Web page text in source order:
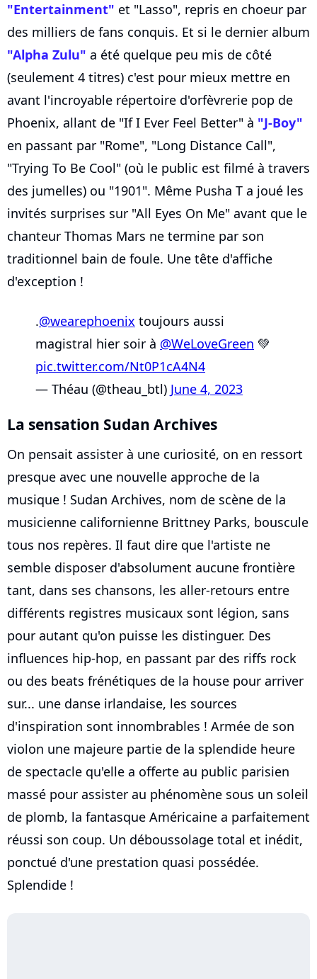
"Entertainment" et "Lasso", repris en choeur par
des milliers de fans conquis. Et si le dernier album
"Alpha Zulu" a été quelque peu mis de côté
(seulement 4 titres) c'est pour mieux mettre en
avant l'incroyable répertoire d'orfèvrerie pop de
Phoenix, allant de "If I Ever Feel Better" à "J-Boy"
en passant par "Rome", "Long Distance Call",
"Trying To Be Cool" (où le public est filmé à travers
des jumelles) ou "1901". Même Pusha T a joué les
invités surprises sur "All Eyes On Me" avant que le
chanteur Thomas Mars ne termine par son
traditionnel bain de foule. Une tête d'affiche
d'exception !
.@wearephoenix toujours aussi
magistral hier soir à @WeLoveGreen 💚
pic.twitter.com/Nt0P1cA4N4
— Théau (@theau_btl) June 4, 2023
La sensation Sudan Archives
On pensait assister à une curiosité, on en ressort
presque avec une nouvelle approche de la
musique ! Sudan Archives, nom de scène de la
musicienne californienne Brittney Parks, bouscule
tous nos repères. Il faut dire que l'artiste ne
semble disposer d'absolument aucune frontière
tant, dans ses chansons, les aller-retours entre
différents registres musicaux sont légion, sans
pour autant qu'on puisse les distinguer. Des
influences hip-hop, en passant par des riffs rock
ou des beats frénétiques de la house pour arriver
sur... une danse irlandaise, les sources
d'inspiration sont innombrables ! Armée de son
violon une majeure partie de la splendide heure
de spectacle qu'elle a offerte au public parisien
massé pour assister au phénomène sous un soleil
de plomb, la fantasque Américaine a parfaitement
réussi son coup. Un déboussolage total et inédit,
ponctué d'une prestation quasi possédée.
Splendide !